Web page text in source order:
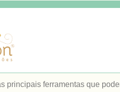
principais ferramentas que